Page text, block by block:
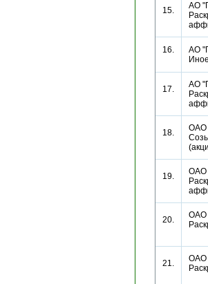
15.
АО
16.
АО
17.
АО
18.
ОАО
19.
ОАО
20.
ОАО
21.
ОАО